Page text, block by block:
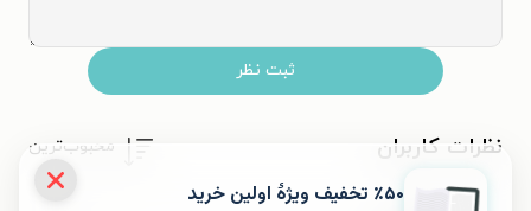
ثبت نظر
نظرات کاربران محبوب‌ترین
٪۵۰ تخفیف ویژۀ اولین خرید